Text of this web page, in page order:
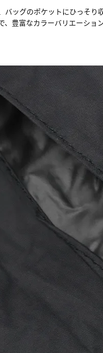
バッグのポケットにひっそ
、豊富なカラーバリエーショ